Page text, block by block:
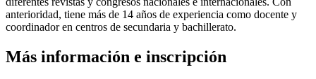
anterioridad, tiene más de 14 años de experiencia como docente y
coordinador en centros de secundaria y bachillerato.
Más información e inscripción